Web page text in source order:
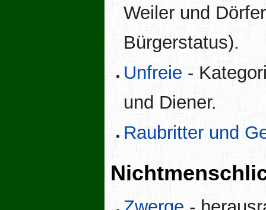
Weiler und
Bürgerstatus).
Unfreie -
und Diener.
Raubritter und